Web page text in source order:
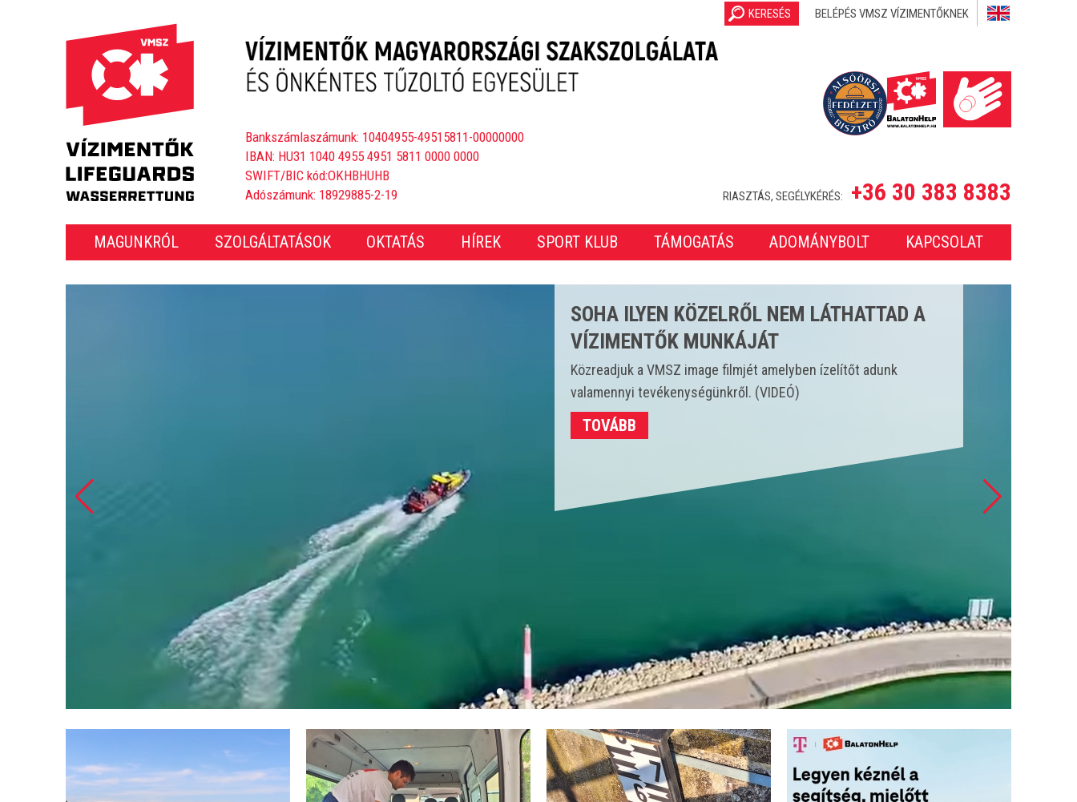
Bankszámlaszámunk: 10404955-49515811-00000000
IBAN: HU31 1040 4955 4951 5811 0000 0000
SWIFT/BIC kód:OKHBHUHB
Adószámunk: 18929885-2-19
KERESÉS BELÉPÉS VMSZ VÍZIMENTŐKNEK
RIASZTÁS, SEGÉLYKÉRÉS: +36 30 383 8383
MAGUNKRÓL SZOLGÁLTATÁSOK OKTATÁS HÍREK SPORT KLUB TÁMOGATÁS ADOMÁNYBOLT KAPCSOLAT
CSAKNEM 4000 ESETET LÁTTUNK EL A 2025-
ÖS STRANDSZEZONBAN
Idén 450 vízmentő kollégánk állt szolgálatba és csak a
strandokon összesen 3702 esetet látott el. (VIDEÓ)
TOVÁBB